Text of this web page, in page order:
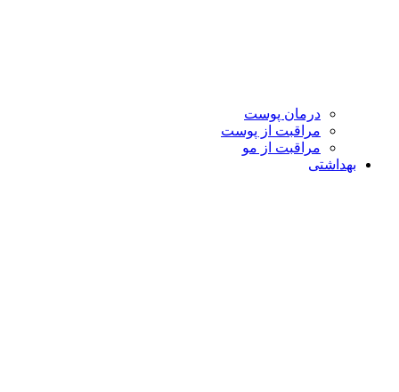
درمان پوست
مراقبت از پوست
مراقبت از مو
بهداشتی